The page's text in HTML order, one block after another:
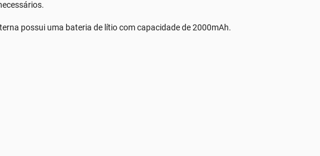
possui uma bateria de lítio com capacidade de 2000mAh.